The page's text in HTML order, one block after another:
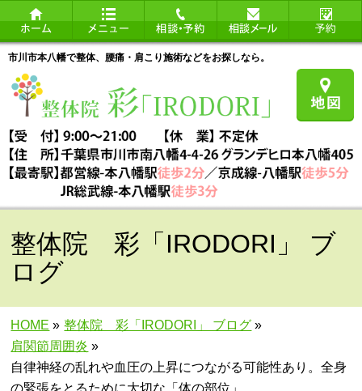
市川市本八幡で整体、腰痛・肩こり施術などをお探しなら。
整体院 彩「IRODORI」 ブ
ログ
HOME » 整体院 彩「IRODORI」 ブログ »
肩関節周囲炎 »
自律神経の乱れや血圧の上昇につながる可能性あり。全身